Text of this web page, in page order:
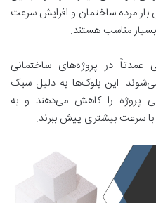
مرده ساختمان و افزایش سرعت
مناسب هستند.
عمدتاً در پروژه‌های ساختمانی
این بلوک‌ها به دلیل سبک
پروژه را کاهش می‌دهند و به
با سرعت بیشتری پیش ببرند.